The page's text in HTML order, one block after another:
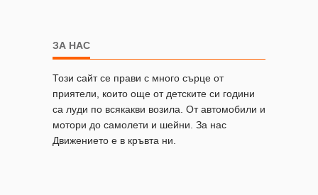
ЗА НАС
Този сайт се прави с много сърце от
приятели, които още от детските си години
са луди по всякакви возила. От автомобили и
мотори до самолети и шейни. За нас
Движението е в кръвта ни.